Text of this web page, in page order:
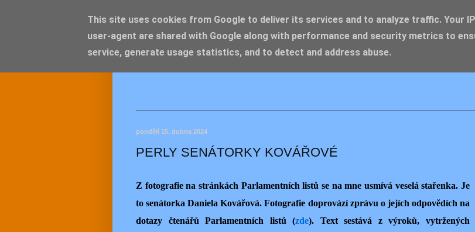
JEMELIK ZDENĚK
pondělí 15. dubna 2024
PERLY SENÁTORKY KOVÁŘOVÉ
Z fotografie na stránkách Parlamentních listů se na mne usmívá veselá stařenka. Je
to senátorka Daniela Kovářová. Fotografie doprovází zprávu o jejích odpovědích na
dotazy čtenářů Parlamentních listů (zde). Text sestává z výroků, vytržených
This site uses cookies from Google to deliver its services and to analyze traffic. Your
user-agent are shared with Google along with performance and security metrics to
service, generate usage statistics, and to detect and address abuse.